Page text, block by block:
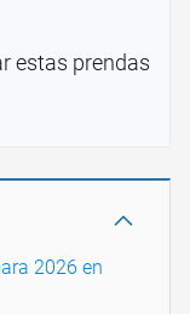
estas prendas
2026 en